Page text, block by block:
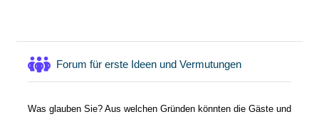
Forum für erste Ideen und Vermutungen
Was glauben Sie? Aus welchen Gründen könnten die Gäste und